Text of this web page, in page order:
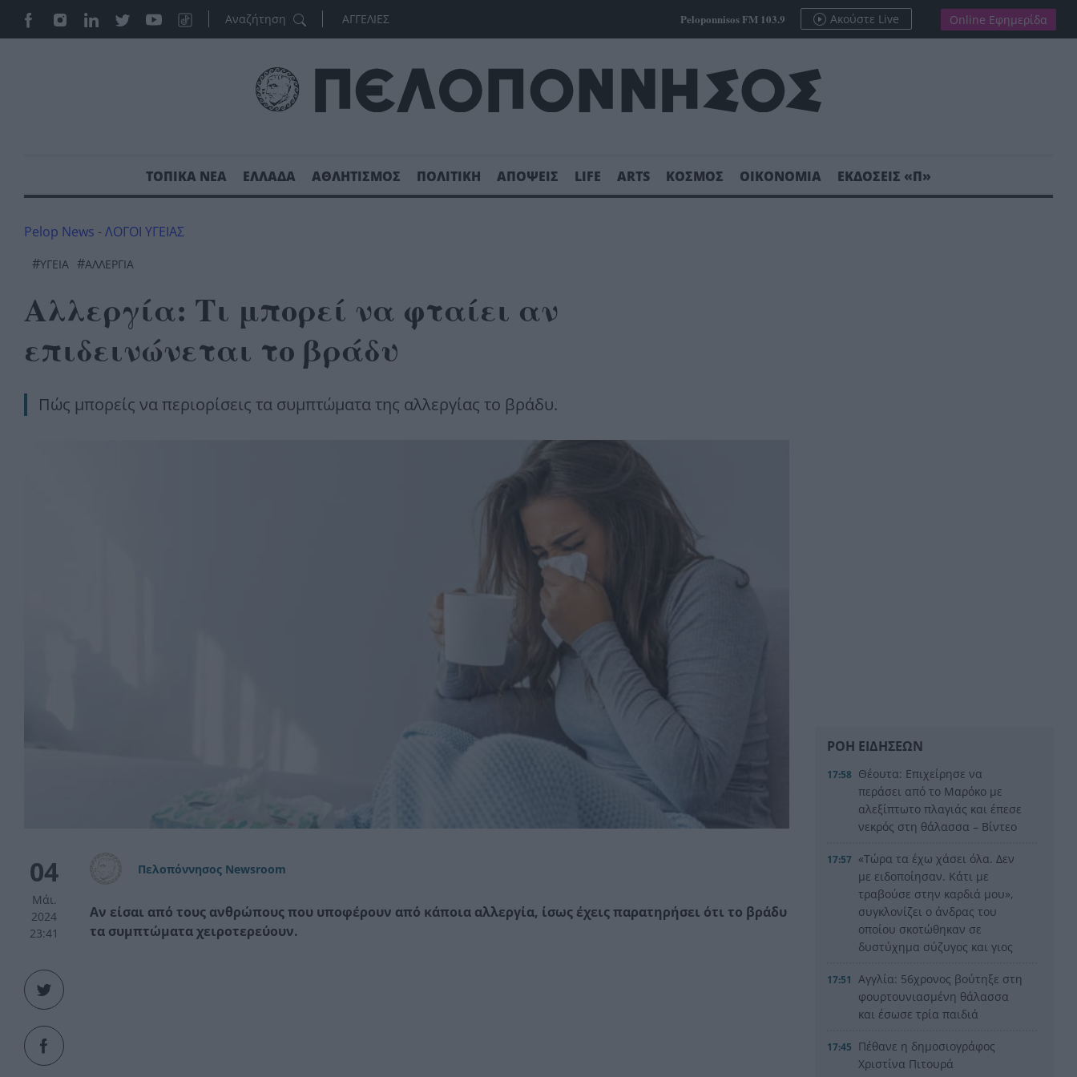
ΑΓΓΕΛΙΕΣ Peloponnisos FM 103.9 Ακούστε Live Online Εφημερίδα
ΤΟΠΙΚΑ ΝΕΑ ΕΛΛΑΔΑ ΑΘΛΗΤΙΣΜΟΣ ΠΟΛΙΤΙΚΗ ΑΠΟΨΕΙΣ LIFE ARTS ΚΟΣΜΟΣ ΟΙΚΟΝΟΜΙΑ ΕΚΔΟΣΕΙΣ «Π»
Pelop News -ΛΟΓΟΙ ΥΓΕΙΑΣ
#ΥΓΕΊΑ #ΑΛΛΕΡΓΊΑ
Αλλεργία: Τι μπορεί να φταίει αν
επιδεινώνεται το βράδυ
Πώς μπορείς να περιορίσεις τα συμπτώματα της αλλεργίας το βράδυ.
04
Μάι.
2024
23:41
Πελοπόννησος Newsroom
Αν είσαι από τους ανθρώπους που υποφέρουν από κάποια αλλεργία, ίσως έχεις παρατηρήσει ότι το βράδυ
τα συμπτώματα χειροτερεύουν.
ΡΟΗ ΕΙΔΗΣΕΩΝ
17:58 Θέουτα: Επιχείρησε να
περάσει από το Μαρόκο με
αλεξίπτωτο πλαγιάς και έπεσε
νεκρός στη θάλασσα – Βίντεο
17:57 «Τώρα τα έχω χάσει όλα. Δεν
με ειδοποίησαν. Κάτι με
τραβούσε στην καρδιά μου»,
συγκλονίζει ο άνδρας του
οποίου σκοτώθηκαν σε
δυστύχημα σύζυγος και γιος
17:51
Αγγλία: 56χρονος βούτηξε στη
φουρτουνιασμένη θάλασσα
και έσωσε τρία παιδιά
17:45 Πέθανε η δημοσιογράφος
Χριστίνα Πιτουρά